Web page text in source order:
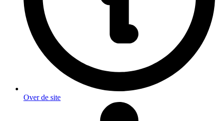
Over de site